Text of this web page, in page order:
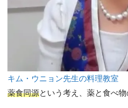
キム・ウニョン先生の料理教室
薬食同源という考え、薬と食べ物